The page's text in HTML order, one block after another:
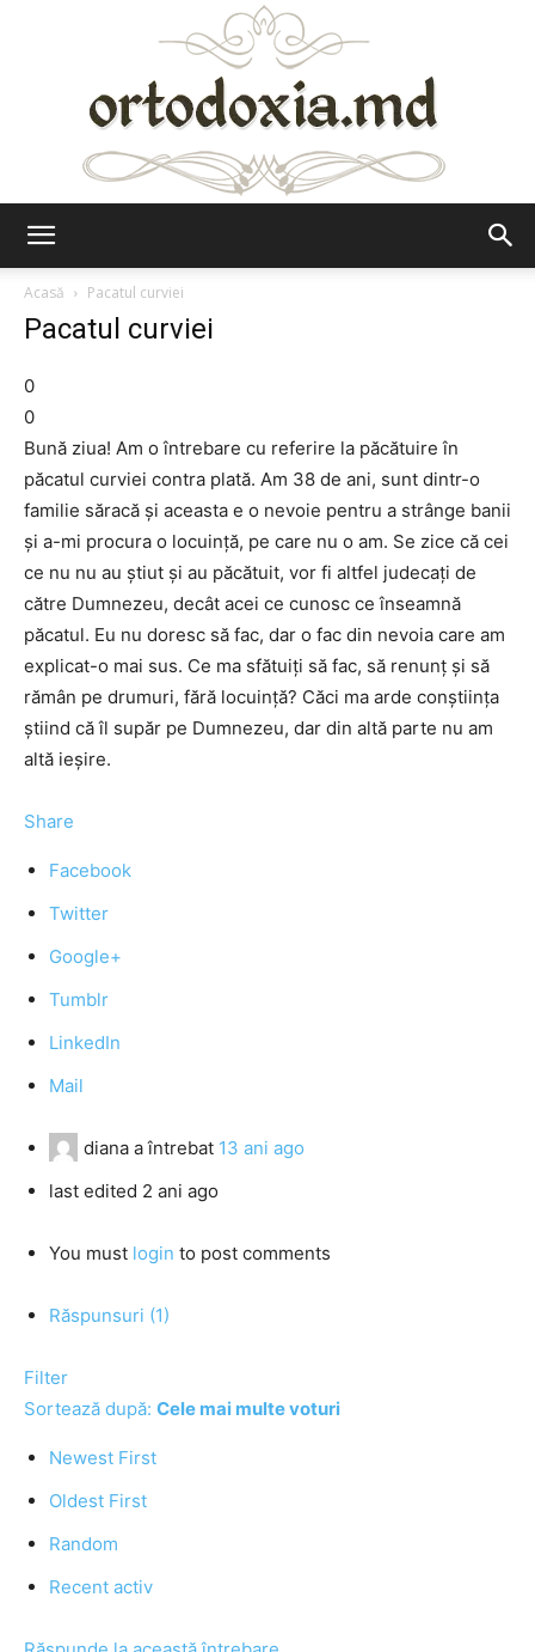
Acasă
Pacatul curviei
Pacatul curviei
0
0
Bună ziua! Am o întrebare cu referire la păcătuire în
păcatul curviei contra plată. Am 38 de ani, sunt dintr-o
familie săracă şi aceasta e o nevoie pentru a strânge banii
şi a-mi procura o locuinţă, pe care nu o am. Se zice că cei
ce nu nu au ştiut şi au păcătuit, vor fi altfel judecaţi de
către Dumnezeu, decât acei ce cunosc ce înseamnă
păcatul. Eu nu doresc să fac, dar o fac din nevoia care am
explicat-o mai sus. Ce ma sfătuiţi să fac, să renunţ şi să
rămân pe drumuri, fără locuinţă? Căci ma arde conştiinţa
ştiind că îl supăr pe Dumnezeu, dar din altă parte nu am
altă ieşire.
Share
Facebook
Twitter
Google+
Tumblr
LinkedIn
Mail
diana a întrebat 13 ani ago
last edited 2 ani ago
You must login to post comments
Răspunsuri (1)
Filter
Sortează după: Cele mai multe voturi
Newest First
Oldest First
Random
Recent activ